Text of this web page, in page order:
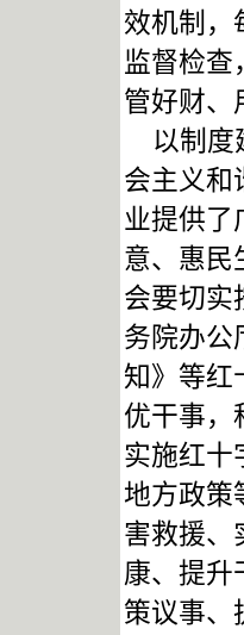
效机制，
监督检查
管好财、
以制度
会主义和
业提供了
意、惠民
会要切实
务院办公
知》等红
优干事，
实施红十
地方政策
害救援、
康、提升
策议事、